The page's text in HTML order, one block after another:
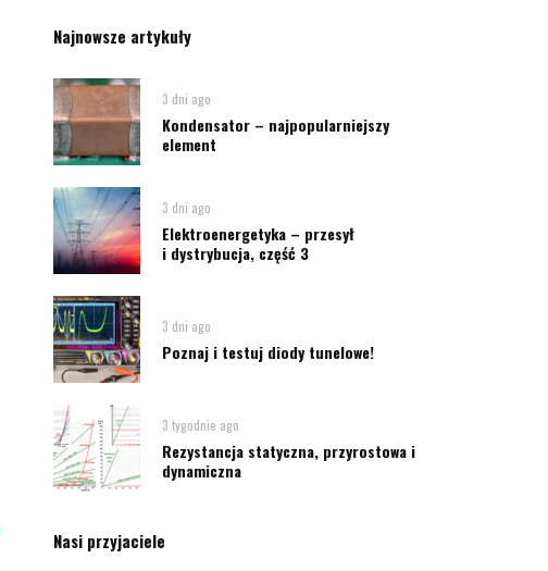
Najnowsze artykuły
3 dni ago
Kondensator – najpopularniejszy
element
3 dni ago
Elektroenergetyka – przesył
i dystrybucja, część 3
3 dni ago
Poznaj i testuj diody tunelowe!
3 tygodnie ago
Rezystancja statyczna, przyrostowa i
dynamiczna
Nasi przyjaciele